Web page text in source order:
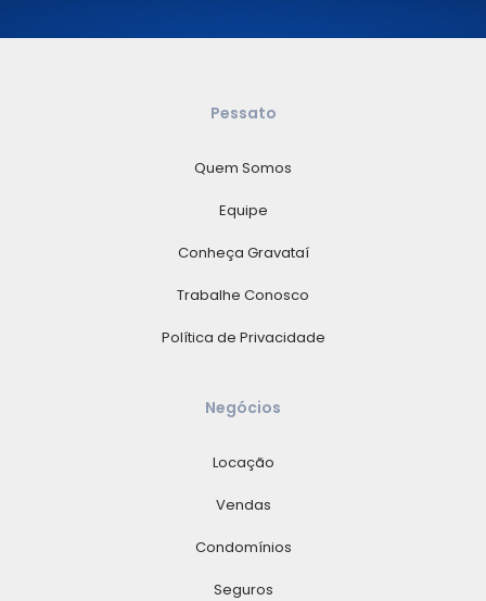
Pessato
Quem Somos
Equipe
Conheça Gravataí
Trabalhe Conosco
Política de Privacidade
Negócios
Locação
Vendas
Condomínios
Seguros